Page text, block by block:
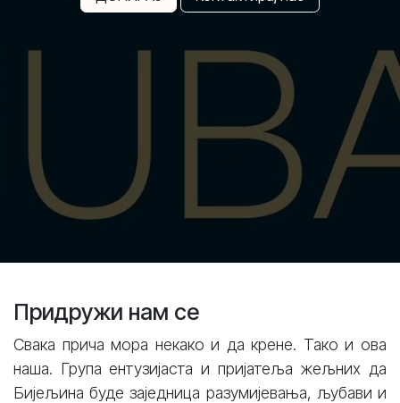
Придружи нам се
Свака прича мора некако и да крене. Тако и ова
наша. Група ентузијаста и пријатеља жељних да
Бијељина буде заједница разумијевања, љубави и